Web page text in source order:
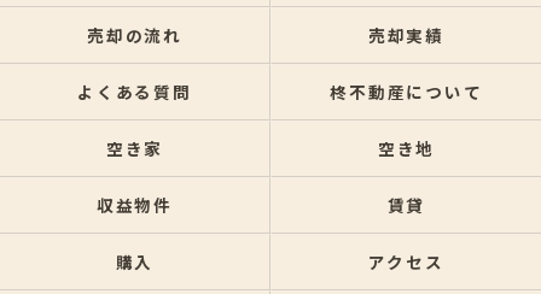
売却の流れ 売却実績
よくある質問 柊不動産について
空き家 空き地
収益物件 賃貸
購入 アクセス